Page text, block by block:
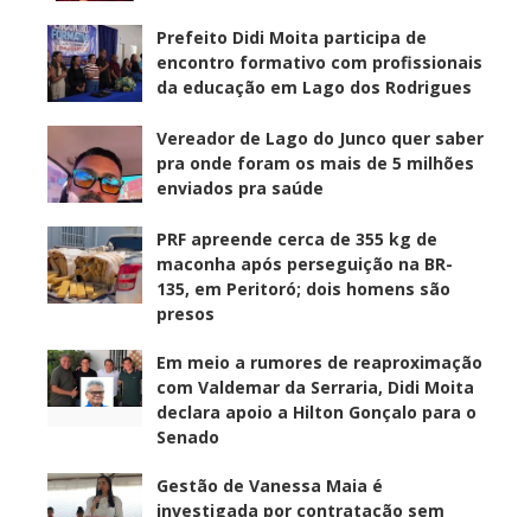
Prefeito Didi Moita participa de
encontro formativo com profissionais
da educação em Lago dos Rodrigues
Vereador de Lago do Junco quer saber
pra onde foram os mais de 5 milhões
enviados pra saúde
PRF apreende cerca de 355 kg de
maconha após perseguição na BR-
135, em Peritoró; dois homens são
presos
Em meio a rumores de reaproximação
com Valdemar da Serraria, Didi Moita
declara apoio a Hilton Gonçalo para o
Senado
Gestão de Vanessa Maia é
investigada por contratação sem